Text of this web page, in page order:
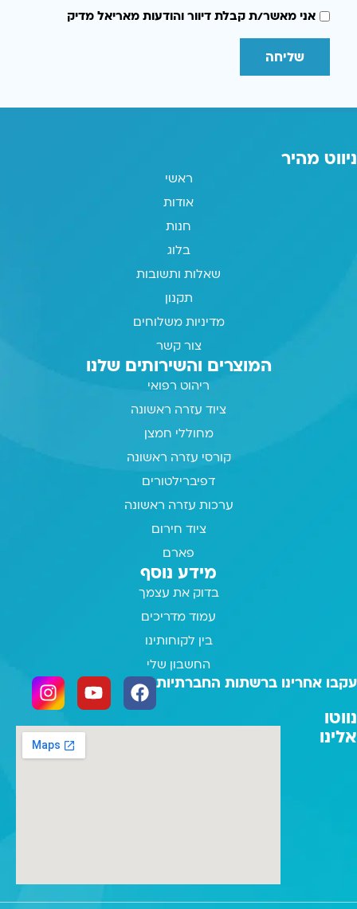
אני מאשר/ת קבלת דיוור והודעות מאריאל מדיק
שליחה
ניווט מהיר
ראשי
אודות
חנות
בלוג
שאלות ותשובות
תקנון
מדיניות משלוחים
צור קשר
המוצרים והשירותים שלנו
ריהוט רפואי
ציוד עזרה ראשונה
מחוללי חמצן
קורסי עזרה ראשונה
דפיברילטורים
ערכות עזרה ראשונה
ציוד חירום
פארם
מידע נוסף
בדוק את עצמך
עמוד מדריכים
בין לקוחותינו
החשבון שלי
עקבו אחרינו ברשתות החברתיות
נווטו
אלינו